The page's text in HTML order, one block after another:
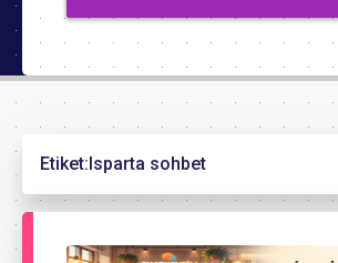
Etiket:Isparta sohbet